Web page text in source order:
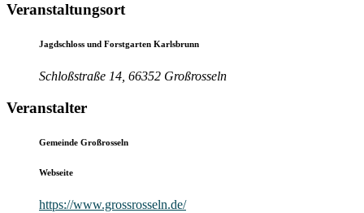
Veranstaltungsort
Jagdschloss und Forstgarten Karlsbrunn
Schloßstraße 14, 66352 Großrosseln
Veranstalter
Gemeinde Großrosseln
Webseite
https://www.grossrosseln.de/